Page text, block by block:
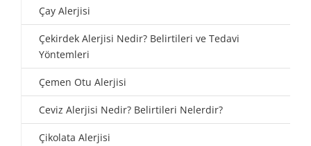
Çay Alerjisi
Çekirdek Alerjisi Nedir? Belirtileri ve Tedavi
Yöntemleri
Çemen Otu Alerjisi
Ceviz Alerjisi Nedir? Belirtileri Nelerdir?
Çikolata Alerjisi